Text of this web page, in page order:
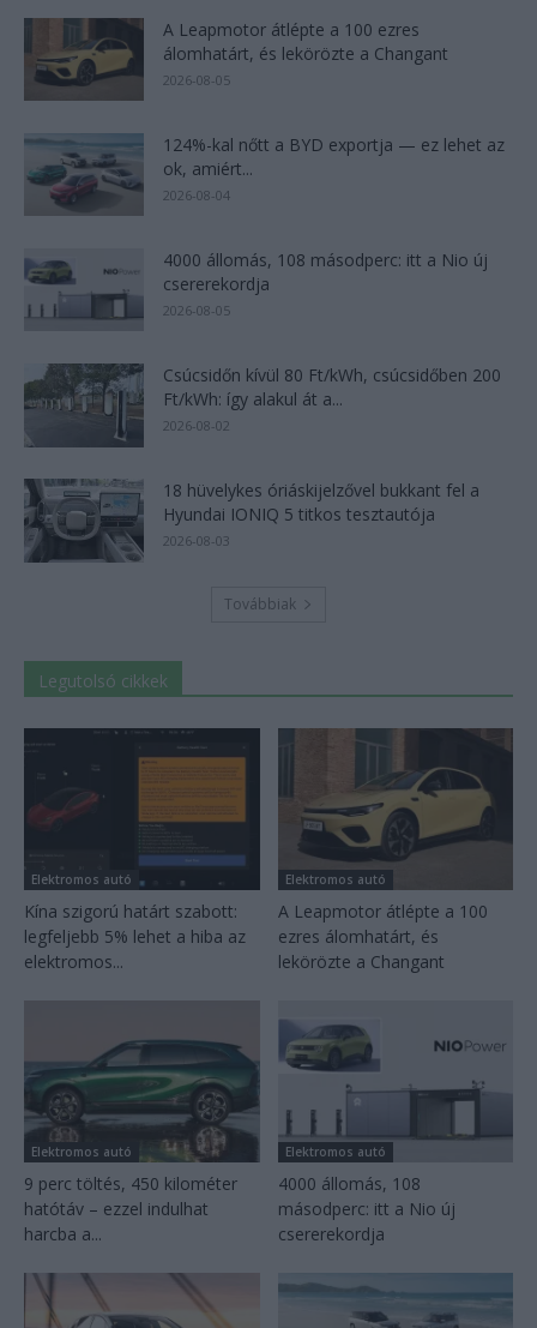
A Leapmotor átlépte a 100 ezres
álomhatárt, és lekörözte a Changant
2026-08-05
124%-kal nőtt a BYD exportja — ez lehet az
ok, amiért...
2026-08-04
4000 állomás, 108 másodperc: itt a Nio új
csererekordja
2026-08-05
Csúcsidőn kívül 80 Ft/kWh, csúcsidőben 200
Ft/kWh: így alakul át a...
2026-08-02
18 hüvelykes óriáskijelzővel bukkant fel a
Hyundai IONIQ 5 titkos tesztautója
2026-08-03
Továbbiak
Legutolsó cikkek
Elektromos autó
Kína szigorú határt szabott:
legfeljebb 5% lehet a hiba az
elektromos...
Elektromos autó
A Leapmotor átlépte a 100
ezres álomhatárt, és
lekörözte a Changant
Elektromos autó
9 perc töltés, 450 kilométer
hatótáv – ezzel indulhat
harcba a...
Elektromos autó
4000 állomás, 108
másodperc: itt a Nio új
csererekordja